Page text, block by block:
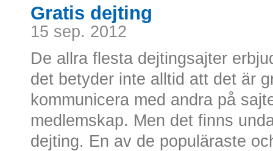
Gratis dejting
15 sep. 2012
De allra flesta dejtingsajter
det betyder inte alltid att det är
kommunicera med andra på
medlemskap. Men det finns
dejting. En av de populäraste